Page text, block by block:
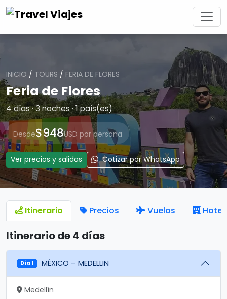
INICIO / TOURS / FERIA DE FLORES
Feria de Flores
4 días · 3 noches · 1 país(es)
Desde$948USD por persona
Ver precios y salidas Cotizar por WhatsApp
Itinerario Precios Vuelos
Itinerario de 4 días
Día 1 MÉXICO – MEDELLIN
Medellín